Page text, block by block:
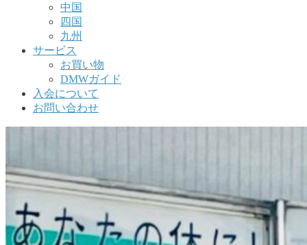
中国
四国
九州
サービス
お買い物
DMWガイド
入会について
お問い合わせ